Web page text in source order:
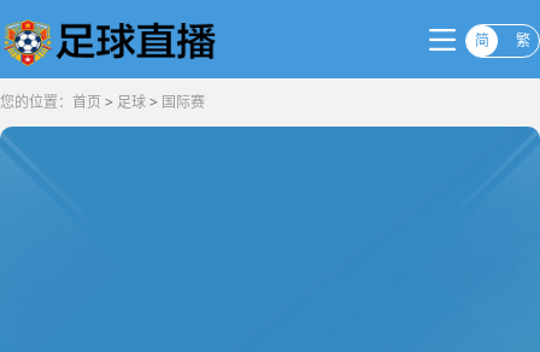
简 繁
您的位置： 首页 > 足球> 国际赛